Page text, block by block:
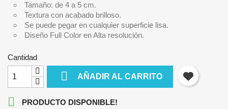
Tamaño: de 4 a 5 cm.
Textura con acabado brilloso.
Se puede pegar en cualquier superficie lisa.
Diseño Full Color en Alta resolución.
Cantidad
 AÑADIR AL CARRITO
 PRODUCTO DISPONIBLE!